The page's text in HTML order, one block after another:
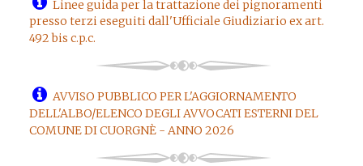
Linee guida per la trattazione dei pignoramenti
presso terzi eseguiti dall'Ufficiale Giudiziario ex art.
492 bis c.p.c.
AVVISO PUBBLICO PER L'AGGIORNAMENTO
DELL'ALBO/ELENCO DEGLI AVVOCATI ESTERNI DEL
COMUNE DI CUORGNÈ - ANNO 2026